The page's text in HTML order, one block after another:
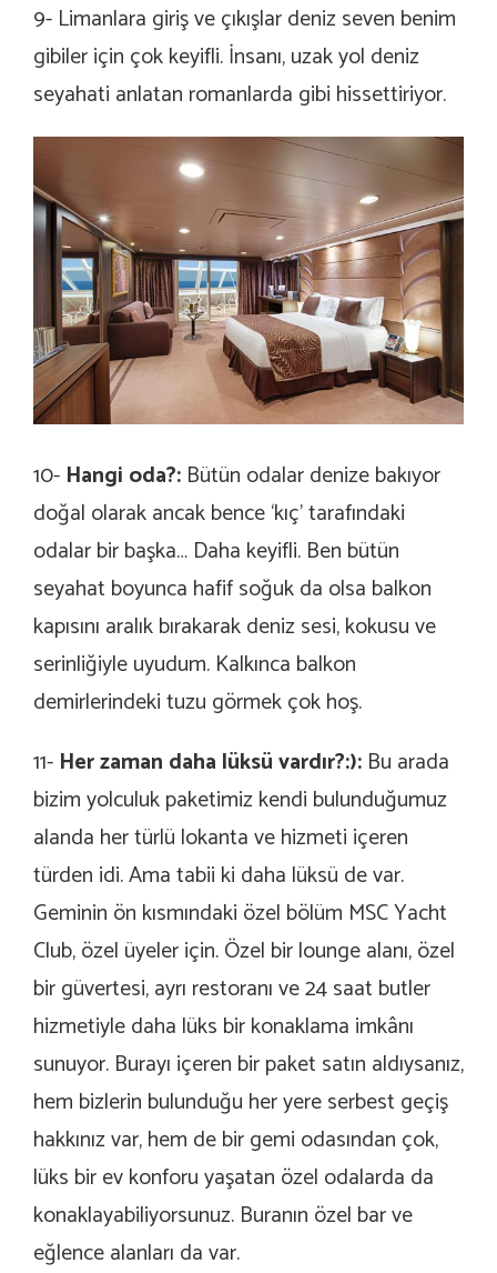
9- Limanlara giriş ve çıkışlar deniz seven benim
gibiler için çok keyifli. İnsanı, uzak yol deniz
seyahati anlatan romanlarda gibi hissettiriyor.
10- Hangi oda?: Bütün odalar denize bakıyor
doğal olarak ancak bence ‘kıç’ tarafındaki
odalar bir başka… Daha keyifli. Ben bütün
seyahat boyunca hafif soğuk da olsa balkon
kapısını aralık bırakarak deniz sesi, kokusu ve
serinliğiyle uyudum. Kalkınca balkon
demirlerindeki tuzu görmek çok hoş.
11- Her zaman daha lüksü vardır?:): Bu arada
bizim yolculuk paketimiz kendi bulunduğumuz
alanda her türlü lokanta ve hizmeti içeren
türden idi. Ama tabii ki daha lüksü de var.
Geminin ön kısmındaki özel bölüm MSC Yacht
Club, özel üyeler için. Özel bir lounge alanı, özel
bir güvertesi, ayrı restoranı ve 24 saat butler
hizmetiyle daha lüks bir konaklama imkânı
sunuyor. Burayı içeren bir paket satın aldıysanız,
hem bizlerin bulunduğu her yere serbest geçiş
hakkınız var, hem de bir gemi odasından çok,
lüks bir ev konforu yaşatan özel odalarda da
konaklayabiliyorsunuz. Buranın özel bar ve
eğlence alanları da var.